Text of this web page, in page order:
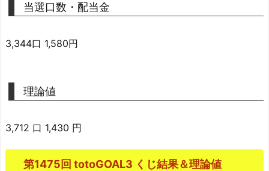
当選口数・配当金
3,344口 1,580円
理論値
3,712 口 1,430 円
第1475回 totoGOAL3 くじ結果＆理論値